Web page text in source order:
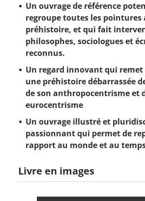
Un ouvrage de référence
regroupe toutes les pointures
préhistoire, et qui fait
philosophes, sociologues et
reconnus.
Un regard innovant qui remet
une préhistoire débarrassée
de son anthropocentrisme et
eurocentrisme
Un ouvrage illustré et
passionnant qui permet de
rapport au monde et au
Livre en images